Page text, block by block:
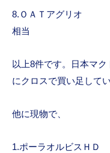
8.ＯＡＴアグリオ
相当
以上8件です。日本マ
にクロスで買い足してい
他に現物で、
1.ポーラオルビスＨ